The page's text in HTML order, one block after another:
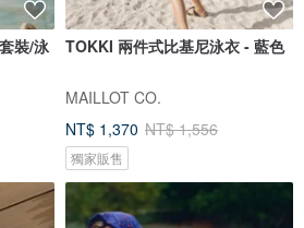
裝/泳
TOKKI 兩件式比基尼泳衣 - 藍色
MAILLOT CO.
NT$ 1,370 NT$ 1,556
獨家販售